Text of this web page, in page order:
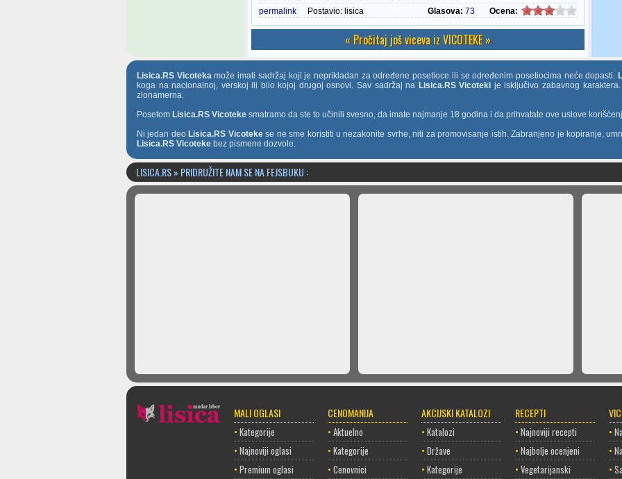
permalink Postavio: lisica Glasova: 73 Ocena:
« Pročitaj još viceva iz VICOTEKE »
Lisica.RS Vicotekamože imati sadržaj koji je neprikladan za određene posetioce ili se određenim posetiocima neće dopasti.
koga na nacionalnoj, verskoj ili bilo kojoj drugoj osnovi. Sav sadržaj na Lisica.RS Vicoteki je isključivo zabavnog
zlonamerna.
Posetom Lisica.RS Vicoteke smatramo da ste to učinili svesno, da imate najmanje 18 godina i da prihvatate ove uslove
Ni jedan deo Lisica.RS Vicotekese ne sme koristiti u nezakonite svrhe, niti za promovisanje istih. Zabranjeno je kopiranje,
Lisica.RS Vicoteke bez pismene dozvole.
LISICA.RS » PRIDRUŽITE NAM SE NA FEJSBUKU :
MALI OGLASI
• Kategorije
• Najnoviji oglasi
• Premium oglasi
CENOMANIJA
• Aktuelno
• Kategorije
• Cenovnici
AKCIJSKI KATALOZI
• Katalozi
• Države
• Kategorije
RECEPTI
• Najnoviji recepti
• Najbolje ocenjeni
• Vegetarijanski
•
•
•